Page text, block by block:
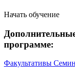
Начать обучение
программе:
Факультативы